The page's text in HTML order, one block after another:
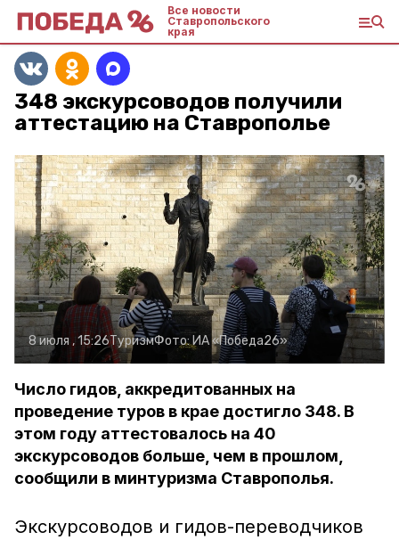
Все новости
Ставропольского
края
348 экскурсоводов получили
аттестацию на Ставрополье
8 июля , 15:26ТуризмФото:ИА «Победа26»
Число гидов, аккредитованных на
проведение туров в крае достигло 348. В
этом году аттестовалось на 40
экскурсоводов больше, чем в прошлом,
сообщили в минтуризма Ставрополья.
Экскурсоводов и гидов-переводчиков